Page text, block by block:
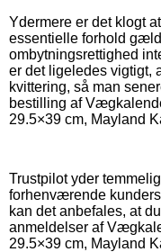
Ydermere er det klogt
essentielle forhold
ombytningsrettighed
er det ligeledes vigtigt,
kvittering, så man
bestilling af
29.5×39 cm, Mayland
Trustpilot yder
forhenværende
kan det anbefales, at
anmeldelser af
29.5×39 cm, Mayland